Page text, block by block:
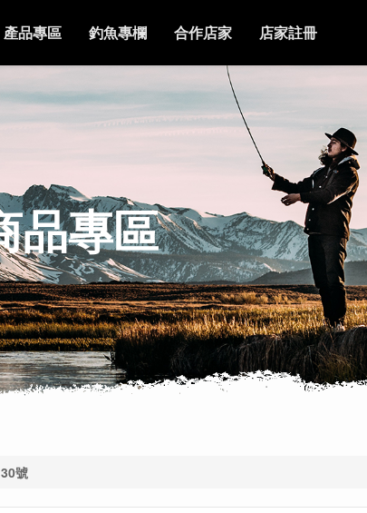
產品專區 釣魚專欄 合作店家 店家註冊
品專區
號